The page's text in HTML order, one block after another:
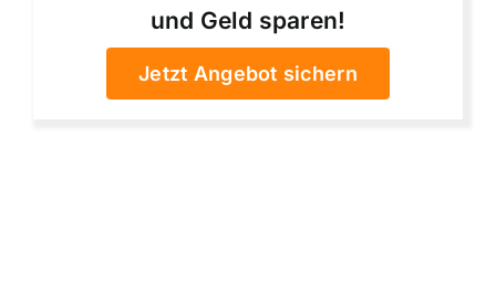
und Geld sparen!
Jetzt Angebot sichern